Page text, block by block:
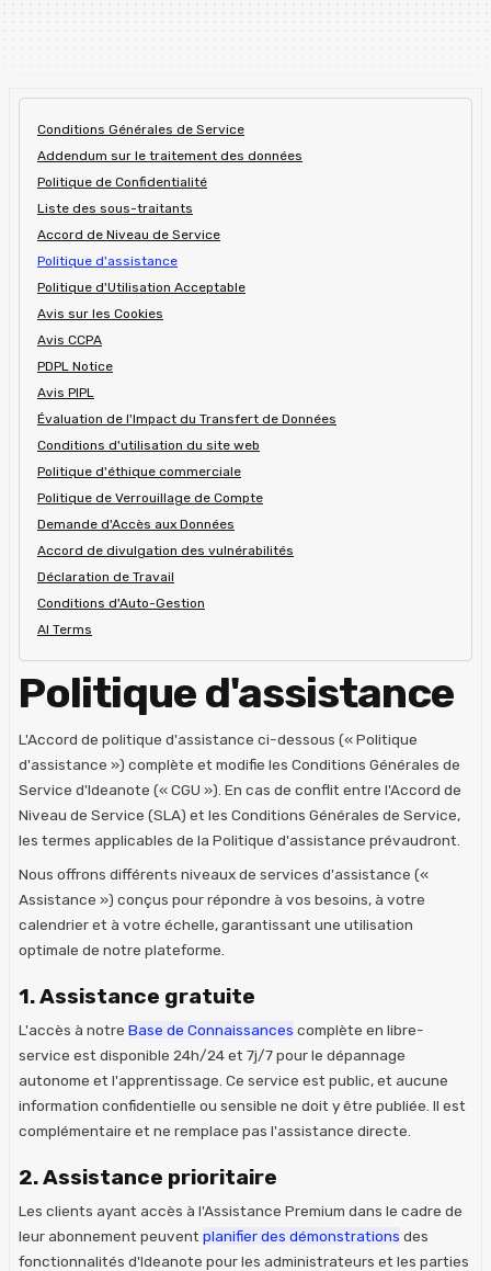
Conditions Générales de Service
Addendum sur le traitement des données
Politique de Confidentialité
Liste des sous-traitants
Accord de Niveau de Service
Politique d'assistance
Politique d'Utilisation Acceptable
Avis sur les Cookies
Avis CCPA
PDPL Notice
Avis PIPL
Évaluation de l'Impact du Transfert de Données
Conditions d'utilisation du site web
Politique d'éthique commerciale
Politique de Verrouillage de Compte
Demande d'Accès aux Données
Accord de divulgation des vulnérabilités
Déclaration de Travail
Conditions d'Auto-Gestion
AI Terms
Politique d'assistance
L'Accord de politique d'assistance ci-dessous (« Politique
d'assistance ») complète et modifie les Conditions Générales de
Service d'Ideanote (« CGU »). En cas de conflit entre l'Accord de
Niveau de Service (SLA) et les Conditions Générales de Service,
les termes applicables de la Politique d'assistance prévaudront.
Nous offrons différents niveaux de services d'assistance («
Assistance ») conçus pour répondre à vos besoins, à votre
calendrier et à votre échelle, garantissant une utilisation
optimale de notre plateforme.
1. Assistance gratuite
L'accès à notre Base de Connaissances complète en libre-
service est disponible 24h/24 et 7j/7 pour le dépannage
autonome et l'apprentissage. Ce service est public, et aucune
information confidentielle ou sensible ne doit y être publiée. Il est
complémentaire et ne remplace pas l'assistance directe.
2. Assistance prioritaire
Les clients ayant accès à l'Assistance Premium dans le cadre de
leur abonnement peuvent planifier des démonstrations des
fonctionnalités d'Ideanote pour les administrateurs et les parties